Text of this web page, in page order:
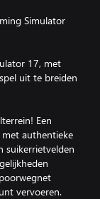
Simulator
17, met
uit te breiden
Een
authentieke
suikerrietvelden
vervoeren.